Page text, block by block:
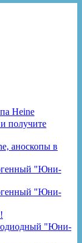
Heine
получите
аноскопы в
"Юни-
"Юни-
"Юни-